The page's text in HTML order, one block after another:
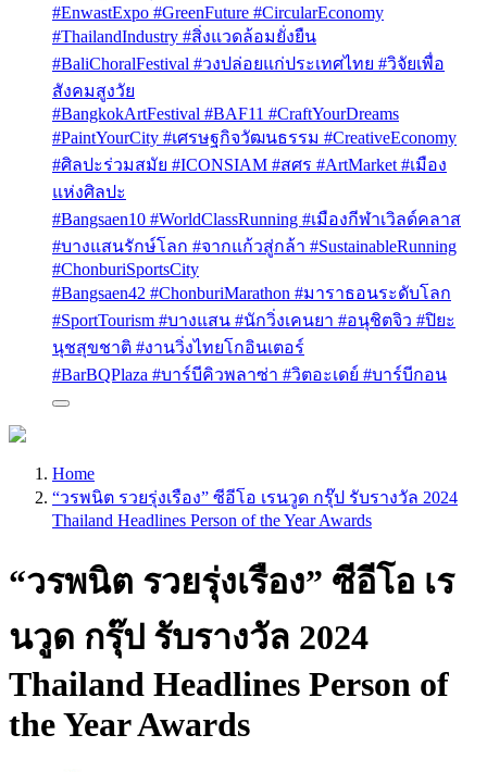
#EnwastExpo #GreenFuture #CircularEconomy
#ThailandIndustry #สิ่งแวดล้อมยั่งยืน
#BaliChoralFestival #วงปล่อยแก่ประเทศไทย #วิจัยเพื่อ
สังคมสูงวัย
#BangkokArtFestival #BAF11 #CraftYourDreams
#PaintYourCity #เศรษฐกิจวัฒนธรรม #CreativeEconomy
#ศิลปะร่วมสมัย #ICONSIAM #สศร #ArtMarket #เมือง
แห่งศิลปะ
#Bangsaen10 #WorldClassRunning #เมืองกีฬาเวิลด์คลาส
#บางแสนรักษ์โลก #จากแก้วสู่กล้า #SustainableRunning
#ChonburiSportsCity
#Bangsaen42 #ChonburiMarathon #มาราธอนระดับโลก
#SportTourism #บางแสน #นักวิ่งเคนยา #อนุชิตจิว #ปิยะ
นุชสุขชาติ #งานวิ่งไทยโกอินเตอร์
#BarBQPlaza #บาร์บีคิวพลาซ่า #วิตอะเดย์ #บาร์บีกอน
Home
“วรพนิต รวยรุ่งเรือง” ซีอีโอ เรนวูด กรุ๊ป รับรางวัล 2024
Thailand Headlines Person of the Year Awards
“วรพนิต รวยรุ่งเรือง” ซีอีโอ เร
นวูด กรุ๊ป รับรางวัล 2024
Thailand Headlines Person of
the Year Awards